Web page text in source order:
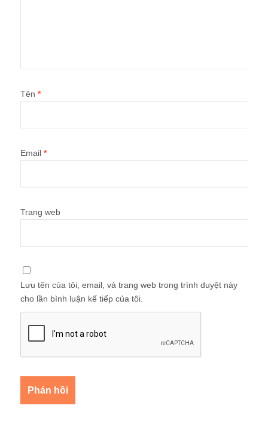
Tên *
Email *
Trang web
Lưu tên của tôi, email, và trang web trong trình duyệt này
cho lần bình luận kế tiếp của tôi.